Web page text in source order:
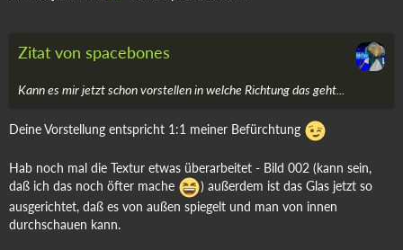
Zitat von spacebones
Kann es mir jetzt schon vorstellen in welche Richtung das geht...
Deine Vorstellung entspricht 1:1 meiner Befürchtung
Hab noch mal die Textur etwas überarbeitet - Bild 002 (kann sein,
daß ich das noch öfter mache
) außerdem ist das Glas jetzt so
ausgerichtet, daß es von außen spiegelt und man von innen
durchschauen kann.